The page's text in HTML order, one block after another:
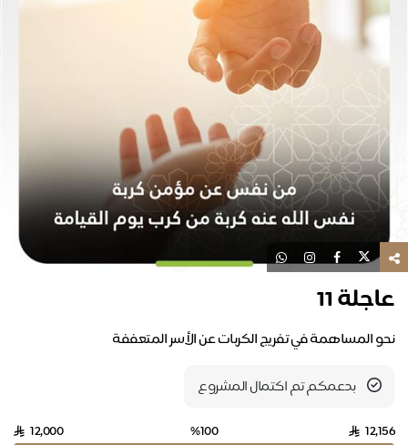
عاجلة 11
نحو المساهمة في تفريج الكربات عن الأسر المتعففة
بدعمكم تم اكتمال المشروع
12,156
%100
12,000